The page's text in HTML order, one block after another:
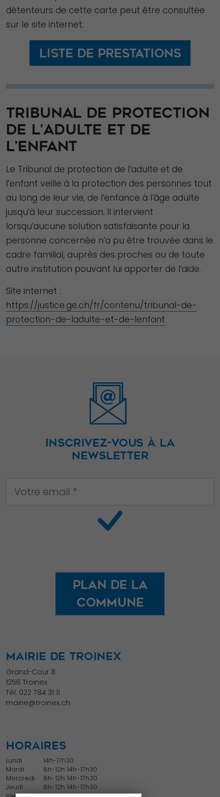
détenteurs de cette carte peut être consultée
sur le site internet:
Liste de prestations
TRIBUNAL DE PROTECTION
DE L’ADULTE ET DE
L’ENFANT
Le Tribunal de protection de l’adulte et de
l’enfant veille à la protection des personnes tout
au long de leur vie, de l’enfance à l’âge adulte
jusqu’à leur succession. Il intervient
lorsqu’aucune solution satisfaisante pour la
personne concernée n’a pu être trouvée dans le
cadre familial, auprès des proches ou de toute
autre institution pouvant lui apporter de l’aide.
Site internet :
https://justice.ge.ch/fr/contenu/tribunal-de-
protection-de-ladulte-et-de-lenfant
INSCRIVEZ-VOUS À LA
NEWSLETTER
Plan de la
commune
MAIRIE DE TROINEX
Grand-Cour 8
1256 Troinex
Tél. 022 784 31 11
mairie@troinex.ch
HORAIRES
Lundi
Mardi
Mercredi
Jeudi
14h-17h30
8h-12h 14h-17h30
8h-12h 14h-17h30
8h-12h 14h-17h30